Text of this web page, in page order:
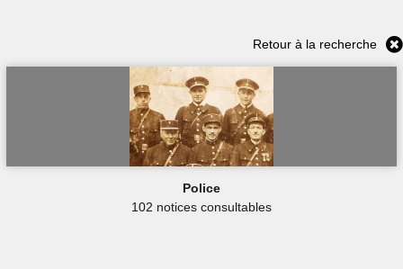
Retour à la recherche
Police
102 notices consultables